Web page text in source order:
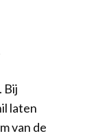
Bij
laten
van de